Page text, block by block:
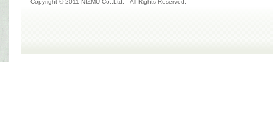
Copyright © 2011 NIZMU Co.,Ltd. All Rights Reserved.